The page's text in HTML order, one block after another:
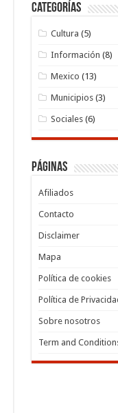
Categorías
Cultura (5)
Información (8)
Mexico (13)
Municipios (3)
Sociales (6)
Páginas
Afiliados
Contacto
Disclaimer
Mapa
Política de cookies
Política de
Sobre nosotros
Term and